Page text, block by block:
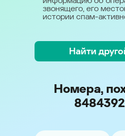
звонящего, его
истории спам-
Найти
Номера,